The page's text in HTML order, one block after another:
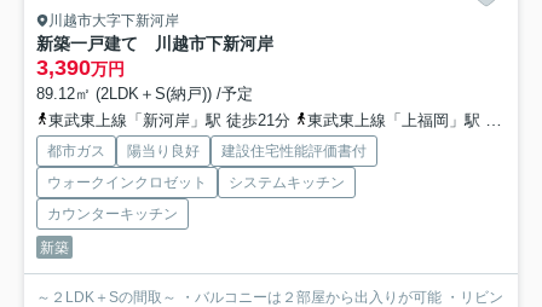
川越市大字下新河岸
新築一戸建て 川越市下新河岸
3,390万円
89.12㎡ (2LDK＋S(納戸)) /予定
東武東上線「新河岸」駅 徒歩21分
東武東上線「上福岡」駅 徒歩38分
都市ガス 陽当り良好
建設住宅性能評価書付
ウォークインクロゼット
システムキッチン
カウンターキッチン
新築
～２LDK＋Sの間取～ ・バルコニーは２部屋から出入りが可能 ・リビン